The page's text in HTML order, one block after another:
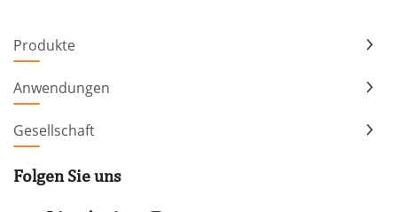
Folgen Sie uns
Produkte
Anwendungen
Gesellschaft